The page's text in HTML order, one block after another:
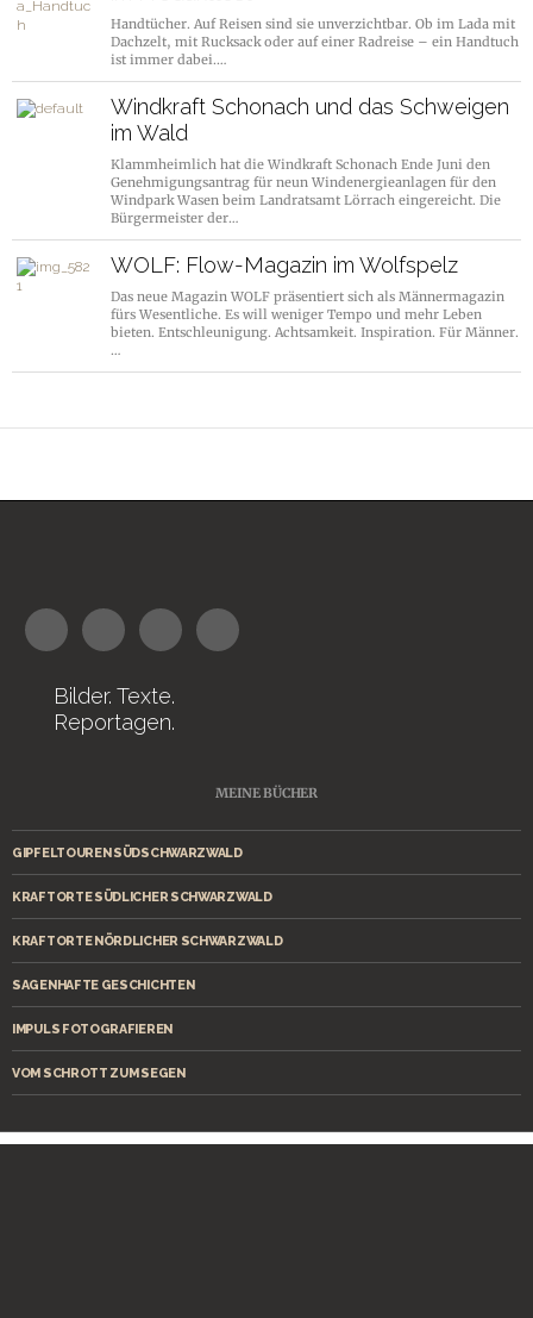
Handtücher. Auf Reisen sind sie unverzichtbar. Ob im Lada mit
Dachzelt, mit Rucksack oder auf einer Radreise – ein Handtuch
ist immer dabei.…
Windkraft Schonach und das Schweigen
im Wald
Klammheimlich hat die Windkraft Schonach Ende Juni den
Genehmigungsantrag für neun Windenergieanlagen für den
Windpark Wasen beim Landratsamt Lörrach eingereicht. Die
Bürgermeister der…
WOLF: Flow-Magazin im Wolfspelz
Das neue Magazin WOLF präsentiert sich als Männermagazin
fürs Wesentliche. Es will weniger Tempo und mehr Leben
bieten. Entschleunigung. Achtsamkeit. Inspiration. Für Männer.
…
Bilder. Texte.
Reportagen.
MEINE BÜCHER
GIPFELTOUREN SÜDSCHWARZWALD
KRAFTORTE SÜDLICHER SCHWARZWALD
KRAFTORTE NÖRDLICHER SCHWARZWALD
SAGENHAFTE GESCHICHTEN
IMPULS FOTOGRAFIEREN
VOM SCHROTT ZUM SEGEN